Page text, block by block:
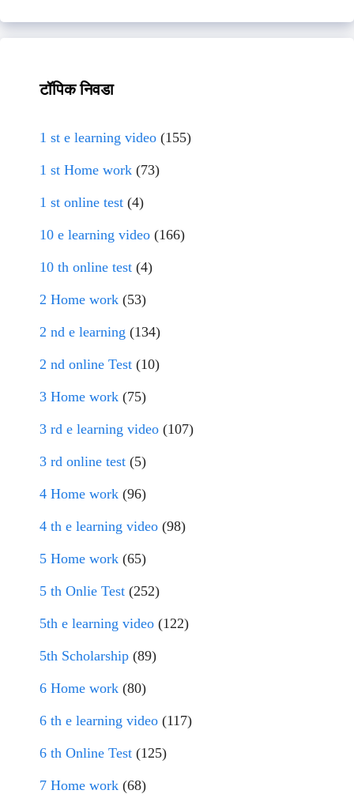
टॉपिक निवडा
1 st e learning video (155)
1 st Home work (73)
1 st online test (4)
10 e learning video (166)
10 th online test (4)
2 Home work (53)
2 nd e learning (134)
2 nd online Test (10)
3 Home work (75)
3 rd e learning video (107)
3 rd online test (5)
4 Home work (96)
4 th e learning video (98)
5 Home work (65)
5 th Onlie Test (252)
5th e learning video (122)
5th Scholarship (89)
6 Home work (80)
6 th e learning video (117)
6 th Online Test (125)
7 Home work (68)